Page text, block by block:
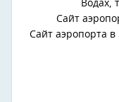
Водах,
Сайт
Сайт аэропорта